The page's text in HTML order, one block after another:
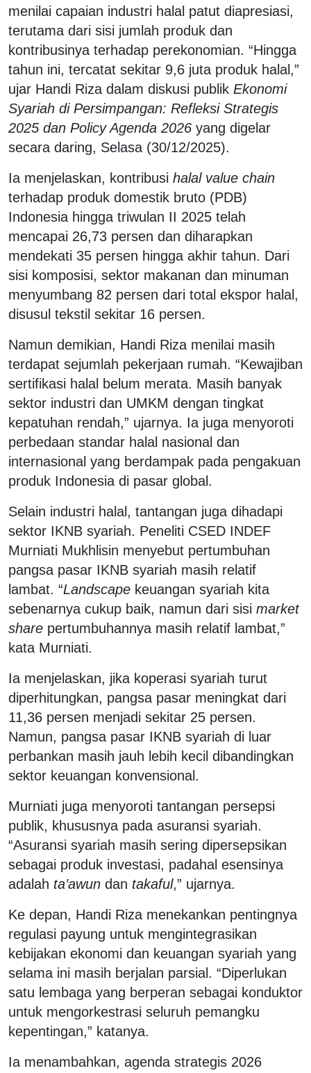
menilai capaian industri halal patut diapresiasi,
terutama dari sisi jumlah produk dan
kontribusinya terhadap perekonomian. “Hingga
tahun ini, tercatat sekitar 9,6 juta produk halal,”
ujar Handi Riza dalam diskusi publik Ekonomi
Syariah di Persimpangan: Refleksi Strategis
2025 dan Policy Agenda 2026 yang digelar
secara daring, Selasa (30/12/2025).
Ia menjelaskan, kontribusi halal value chain
terhadap produk domestik bruto (PDB)
Indonesia hingga triwulan II 2025 telah
mencapai 26,73 persen dan diharapkan
mendekati 35 persen hingga akhir tahun. Dari
sisi komposisi, sektor makanan dan minuman
menyumbang 82 persen dari total ekspor halal,
disusul tekstil sekitar 16 persen.
Namun demikian, Handi Riza menilai masih
terdapat sejumlah pekerjaan rumah. “Kewajiban
sertifikasi halal belum merata. Masih banyak
sektor industri dan UMKM dengan tingkat
kepatuhan rendah,” ujarnya. Ia juga menyoroti
perbedaan standar halal nasional dan
internasional yang berdampak pada pengakuan
produk Indonesia di pasar global.
Selain industri halal, tantangan juga dihadapi
sektor IKNB syariah. Peneliti CSED INDEF
Murniati Mukhlisin menyebut pertumbuhan
pangsa pasar IKNB syariah masih relatif
lambat. “Landscape keuangan syariah kita
sebenarnya cukup baik, namun dari sisi market
share pertumbuhannya masih relatif lambat,”
kata Murniati.
Ia menjelaskan, jika koperasi syariah turut
diperhitungkan, pangsa pasar meningkat dari
11,36 persen menjadi sekitar 25 persen.
Namun, pangsa pasar IKNB syariah di luar
perbankan masih jauh lebih kecil dibandingkan
sektor keuangan konvensional.
Murniati juga menyoroti tantangan persepsi
publik, khususnya pada asuransi syariah.
“Asuransi syariah masih sering dipersepsikan
sebagai produk investasi, padahal esensinya
adalah ta’awun dan takaful,” ujarnya.
Ke depan, Handi Riza menekankan pentingnya
regulasi payung untuk mengintegrasikan
kebijakan ekonomi dan keuangan syariah yang
selama ini masih berjalan parsial. “Diperlukan
satu lembaga yang berperan sebagai konduktor
untuk mengorkestrasi seluruh pemangku
kepentingan,” katanya.
Ia menambahkan, agenda strategis 2026